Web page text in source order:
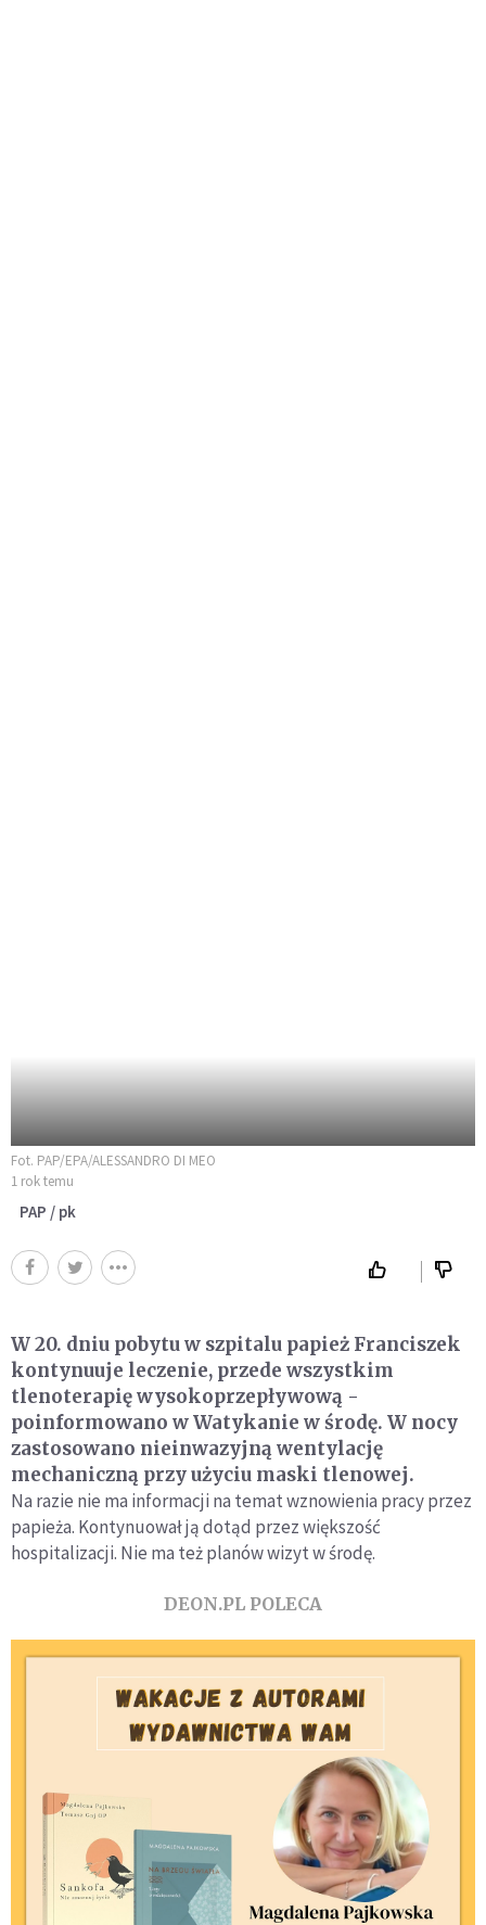
Fot. PAP/EPA/ALESSANDRO DI MEO
1 rok temu
PAP / pk
W 20. dniu pobytu w szpitalu papież Franciszek
kontynuuje leczenie, przede wszystkim
tlenoterapię wysokoprzepływową -
poinformowano w Watykanie w środę. W nocy
zastosowano nieinwazyjną wentylację
mechaniczną przy użyciu maski tlenowej.
Na razie nie ma informacji na temat wznowienia pracy przez
papieża. Kontynuował ją dotąd przez większość
hospitalizacji. Nie ma też planów wizyt w środę.
DEON.PL POLECA